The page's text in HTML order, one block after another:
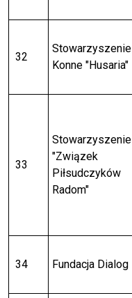
32
Stowarzyszenie
Konne "Husaria"
33
Stowarzyszenie
"Związek
Piłsudczyków
Radom"
34 Fundacja Dialog